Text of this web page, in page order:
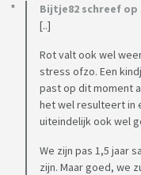
Bijtje82 schreef op
[..]
Rot valt ook wel
stress ofzo. Een
past op dit moment
het wel resulteert in
uiteindelijk ook wel
We zijn pas 1,5 jaar
zijn. Maar goed, we